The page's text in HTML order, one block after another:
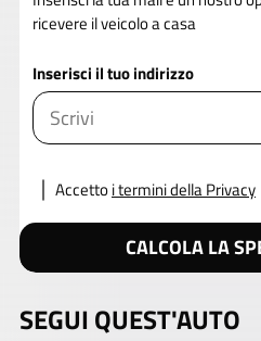
ricevere il veicolo a casa
Inserisci il tuo indirizzo
Accettoi termini della Privacy
CALCOLA LA
SEGUI QUEST'AUTO